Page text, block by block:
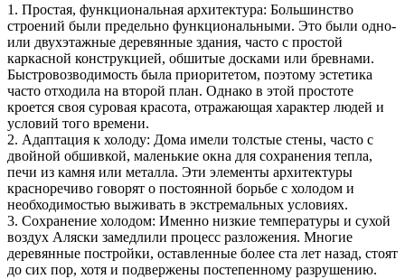
1. Простая, функциональная архитектура: Большинство
строений были предельно функциональными. Это были одно-
или двухэтажные деревянные здания, часто с простой
каркасной конструкцией, обшитые досками или бревнами.
Быстровозводимость была приоритетом, поэтому эстетика
часто отходила на второй план. Однако в этой простоте
кроется своя суровая красота, отражающая характер людей и
условий того времени.
2. Адаптация к холоду: Дома имели толстые стены, часто с
двойной обшивкой, маленькие окна для сохранения тепла,
печи из камня или металла. Эти элементы архитектуры
красноречиво говорят о постоянной борьбе с холодом и
необходимостью выживать в экстремальных условиях.
3. Сохранение холодом: Именно низкие температуры и сухой
воздух Аляски замедлили процесс разложения. Многие
деревянные постройки, оставленные более ста лет назад, стоят
до сих пор, хотя и подвержены постепенному разрушению.